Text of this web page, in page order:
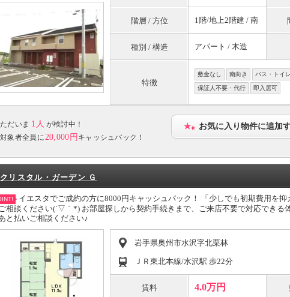
階層 / 方位 1階/地上2階建 / 南
種別 / 構造 アパート / 木造
特徴
敷金なし 南向き バス・トイ
保証人不要・代行 即入居可
ただいま 1人 が検討中！
対象者全員に 20,000円 キャッシュバック！
お気に入り物件に追加
クリスタル・ガーデン Ｇ
イエスタでご成約の方に8000円キャッシュバック！ 「少しでも初期費用を
相談ください(´▽｀*) お部屋探しから契約手続きまで、ご来店不要で対応できる
と払いご相談ください♪
岩手県奥州市水沢字北栗林
ＪＲ東北本線/水沢駅 歩22分
賃料 4.0万円